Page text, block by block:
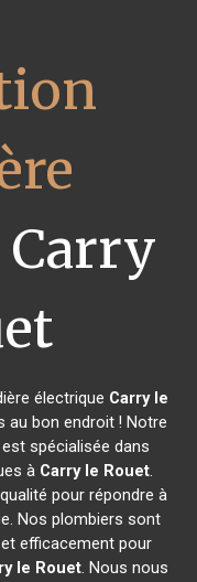
Carry
électrique Carry le
au bon endroit ! Notre
spécialisée dans
à Carry le Rouet.
pour répondre à
Nos plombiers sont
efficacement pour
le Rouet. Nous nous